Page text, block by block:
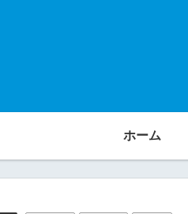
ホーム